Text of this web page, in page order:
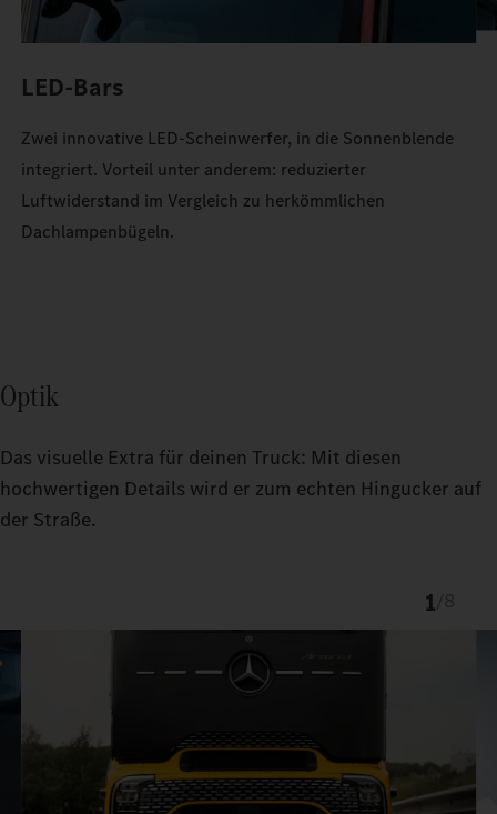
LED-Bars
Zwei innovative LED-Scheinwerfer, in die Sonnenblende
integriert. Vorteil unter anderem: reduzierter
Luftwiderstand im Vergleich zu herkömmlichen
Dachlampenbügeln.
Optik
Das visuelle Extra für deinen Truck: Mit diesen
hochwertigen Details wird er zum echten Hingucker auf
der Straße.
1